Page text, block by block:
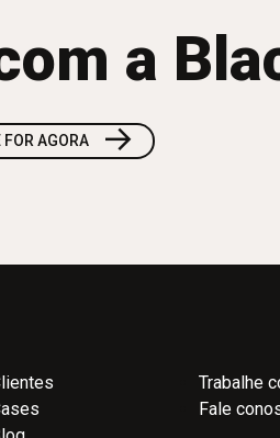
a
FOR AGORA →
Trabalhe
Fale